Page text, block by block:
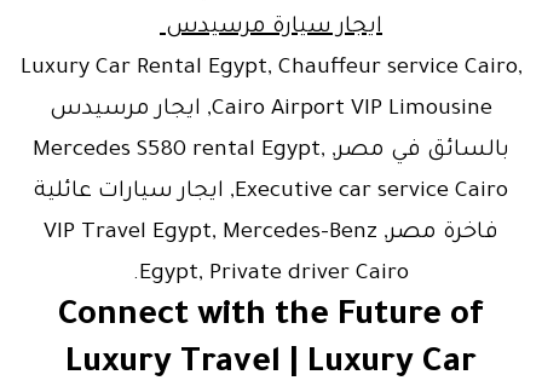
ايجار سيارة مرسيدس
Luxury Car Rental Egypt, Chauffeur service Cairo,
Cairo Airport VIP Limousine, ايجار مرسيدس
بالسائق في مصر, Mercedes S580 rental Egypt,
Executive car service Cairo, ايجار سيارات عائلية
فاخرة مصر, VIP Travel Egypt, Mercedes-Benz
Egypt, Private driver Cairo.
Connect with the Future of
Luxury Travel | Luxury Car